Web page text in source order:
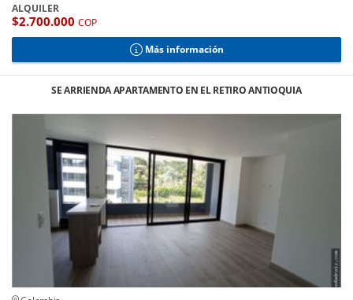
ALQUILER
$2.700.000 COP
Más información
SE ARRIENDA APARTAMENTO EN EL RETIRO ANTIOQUIA